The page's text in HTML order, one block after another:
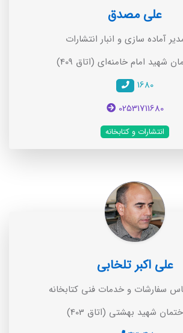
علی مصدق
آماده سازی و انبار انتشارات
شهید امام خامنه‌ای (اتاق 409)
1680
02531711680
انتشارات و کتابخانه
علی اکبر تلخابی
سفارشات و خدمات فنی کتابخانه
شهید بهشتی (اتاق 403)